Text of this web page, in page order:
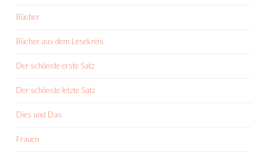
Bücher
Bücher aus dem Lesekreis
Der schönste erste Satz
Der schönste letzte Satz
Dies und Das
Frauen